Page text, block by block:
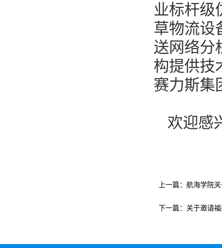
业标杆级
草物流设
送网络分
构提供技
赛力斯集
欢迎感
上一篇： 航海学院
下一篇： 关于邀请